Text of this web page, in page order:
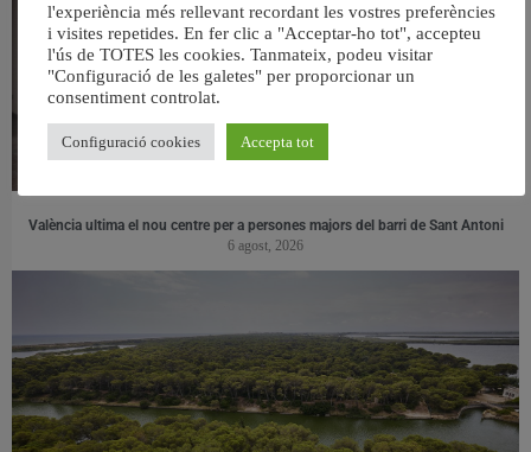
València ultima el nou centre per a persones majors del barri de Sant Antoni
6 agost, 2026
l'experiència més rellevant recordant les vostres preferències
i visites repetides. En fer clic a "Acceptar-ho tot", accepteu
l'ús de TOTES les cookies. Tanmateix, podeu visitar
"Configuració de les galetes" per proporcionar un
consentiment controlat.
Configuració cookies Accepta tot